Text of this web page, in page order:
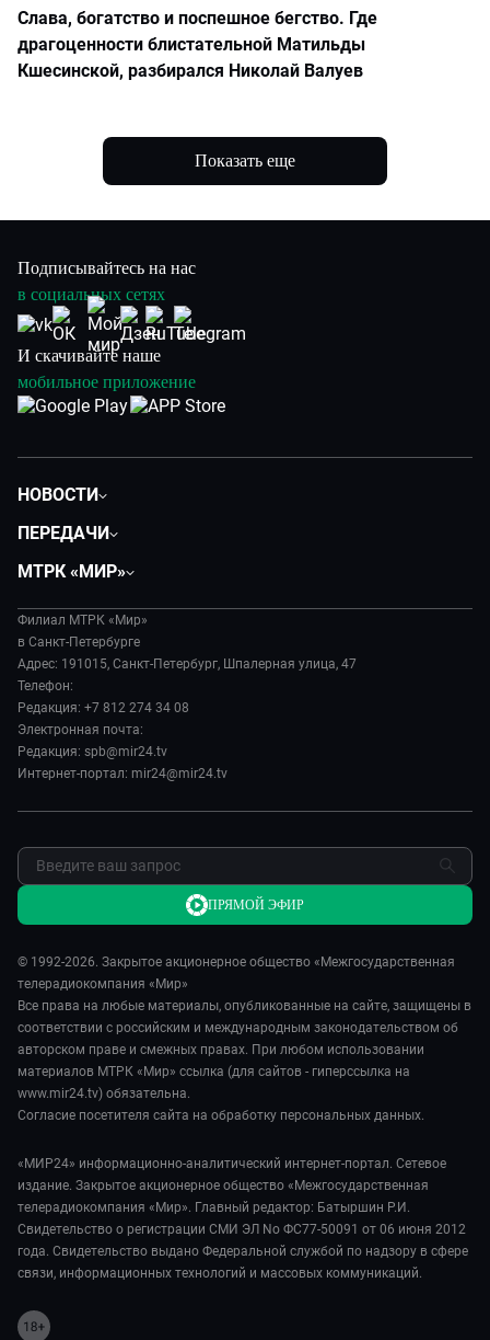
Слава, богатство и поспешное бегство. Где
драгоценности блистательной Матильды
Кшесинской, разбирался Николай Валуев
Показать еще
Подписывайтесь на нас
в социальных сетях
И скачивайте наше
мобильное приложение
НОВОСТИ
Происшествия
Экономика
Культура
ПЕРЕДАЧИ
Игра в кино
Исторический детектив
Миллион за 5 минут
МИР. Мнение
Мировое соглашение
Пять причин поехать в...
МТРК «МИР»
История
Руководство
Новости компании
Пресса о нас
Карьера
Реклама
Обратная связь
Филиал МТРК «Мир»
в Санкт-Петербурге
Адрес: 191015, Санкт-Петербург, Шпалерная улица, 47
Телефон:
Редакция: +7 812 274 34 08
Электронная почта:
Редакция: spb@mir24.tv
Интернет-портал: mir24@mir24.tv
© 1992-2026. Закрытое акционерное общество «Межгосударственная
телерадиокомпания «Мир»
Все права на любые материалы, опубликованные на сайте, защищены в
соответствии с российским и международным законодательством об
авторском праве и смежных правах. При любом использовании
материалов МТРК «Мир» ссылка (для сайтов - гиперссылка на
www.mir24.tv) обязательна.
Согласие посетителя сайта на обработку персональных данных.
«МИР24» информационно-аналитический интернет-портал. Сетевое
издание. Закрытое акционерное общество «Межгосударственная
телерадиокомпания «Мир». Главный редактор: Батыршин Р.И.
Свидетельство о регистрации СМИ ЭЛ No ФС77-50091 от 06 июня 2012
года. Свидетельство выдано Федеральной службой по надзору в сфере
связи, информационных технологий и массовых коммуникаций.
ПРЯМОЙ ЭФИР